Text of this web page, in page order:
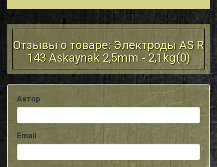
Отзывы о товаре: Электроды AS R
143 Askaynak 2,5mm - 2,1kg(0)
Автор
Email